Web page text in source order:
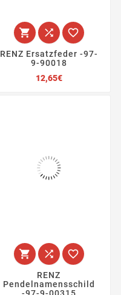
  
RENZ Ersatzfeder -97-
9-90018
12,65€Preis
  
RENZ
Pendelnamensschild